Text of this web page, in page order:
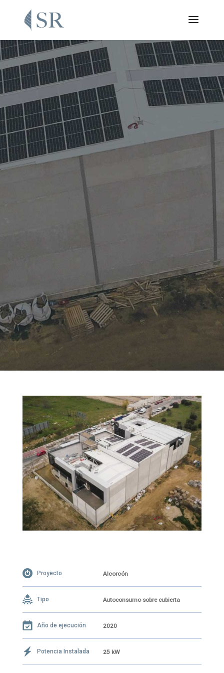
Proyecto Alcorcón
Tipo Autoconsumo sobre cubierta
Año de ejecución 2020
Potencia Instalada 25 kW